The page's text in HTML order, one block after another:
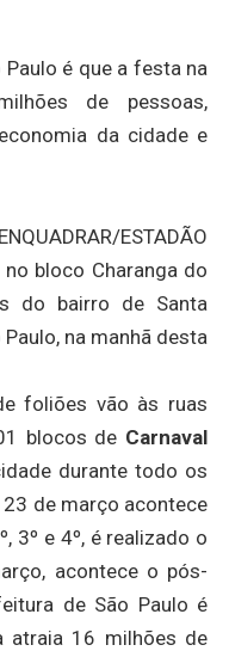
é que a festa na
de pessoas,
da cidade e
ESTADÃO
bloco Charanga do
do bairro de Santa
na manhã desta
foliões vão às ruas
blocos de Carnaval
durante todo os
de março acontece
3º e 4º, é realizado o
acontece o pós-
de São Paulo é
atraia 16 milhões de